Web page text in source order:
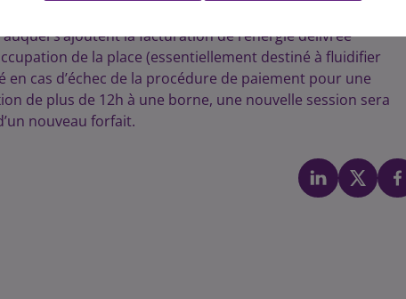
s’ajoutent la facturation de l’énergie délivrée
de la place (essentiellement destiné à fluidifier
cas d’échec de la procédure de paiement pour une
de plus de 12h à une borne, une nouvelle session sera
nouveau forfait.